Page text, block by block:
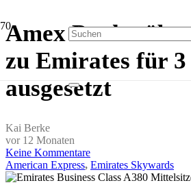
Amex
zu Emirates für 3
ausgesetzt
Kai Berke
vor 12 Monaten
Keine Kommentare
American Express, Emirates Skywards